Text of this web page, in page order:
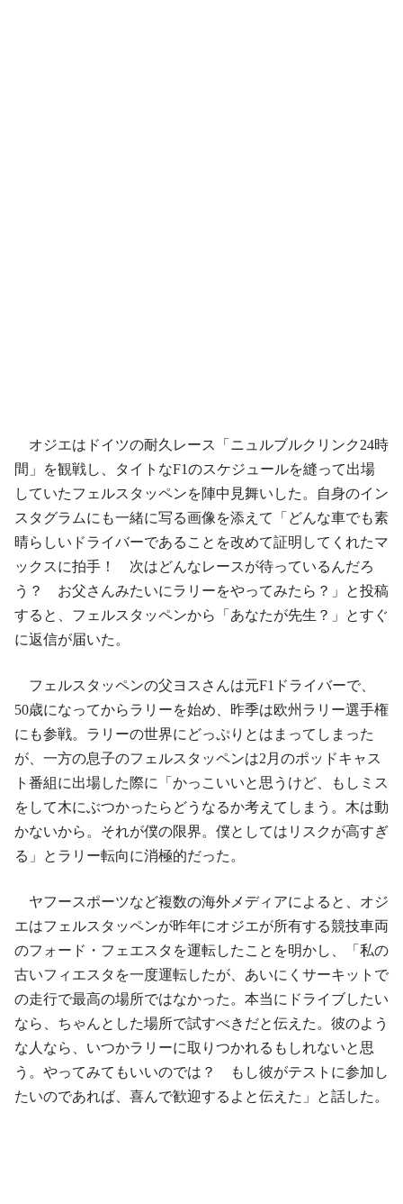
オジエはドイツの耐久レース「ニュルブルクリンク24時
間」を観戦し、タイトなF1のスケジュールを縫って出場
していたフェルスタッペンを陣中見舞いした。自身のイン
スタグラムにも一緒に写る画像を添えて「どんな車でも素
晴らしいドライバーであることを改めて証明してくれたマ
ックスに拍手！ 次はどんなレースが待っているんだろ
う？ お父さんみたいにラリーをやってみたら？」と投稿
すると、フェルスタッペンから「あなたが先生？」とすぐ
に返信が届いた。
フェルスタッペンの父ヨスさんは元F1ドライバーで、
50歳になってからラリーを始め、昨季は欧州ラリー選手権
にも参戦。ラリーの世界にどっぷりとはまってしまった
が、一方の息子のフェルスタッペンは2月のポッドキャス
ト番組に出場した際に「かっこいいと思うけど、もしミス
をして木にぶつかったらどうなるか考えてしまう。木は動
かないから。それが僕の限界。僕としてはリスクが高すぎ
る」とラリー転向に消極的だった。
ヤフースポーツなど複数の海外メディアによると、オジ
エはフェルスタッペンが昨年にオジエが所有する競技車両
のフォード・フェエスタを運転したことを明かし、「私の
古いフィエスタを一度運転したが、あいにくサーキットで
の走行で最高の場所ではなかった。本当にドライブしたい
なら、ちゃんとした場所で試すべきだと伝えた。彼のよう
な人なら、いつかラリーに取りつかれるもしれないと思
う。やってみてもいいのでは？ もし彼がテストに参加し
たいのであれば、喜んで歓迎するよと伝えた」と話した。